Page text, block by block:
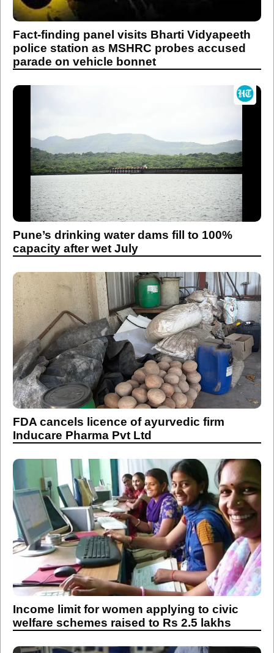
Fact-finding panel visits Bharti Vidyapeeth
police station as MSHRC probes accused
parade on vehicle bonnet
Pune’s drinking water dams fill to 100%
capacity after wet July
FDA cancels licence of ayurvedic firm
Inducare Pharma Pvt Ltd
Income limit for women applying to civic
welfare schemes raised to Rs 2.5 lakhs